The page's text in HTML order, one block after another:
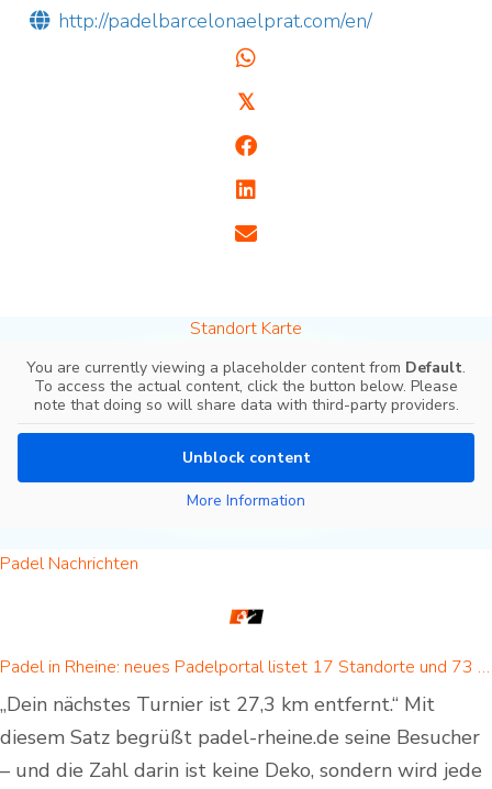
http://padelbarcelonaelprat.com/en/
𝕏
Standort Karte
You are currently viewing a placeholder content from Default.
To access the actual content, click the button below. Please
note that doing so will share data with third-party providers.
Unblock content
More Information
Padel Nachrichten
Padel in Rheine: neues Padelportal listet 17 Standorte und 73 Padel-Courts in Rheine und Umgebung
„Dein nächstes Turnier ist 27,3 km entfernt.“ Mit
diesem Satz begrüßt padel-rheine.de seine Besucher
– und die Zahl darin ist keine Deko, sondern wird jede